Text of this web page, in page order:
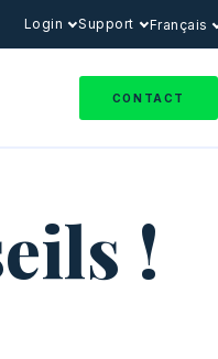
Login Support Français
CONTACT
!​